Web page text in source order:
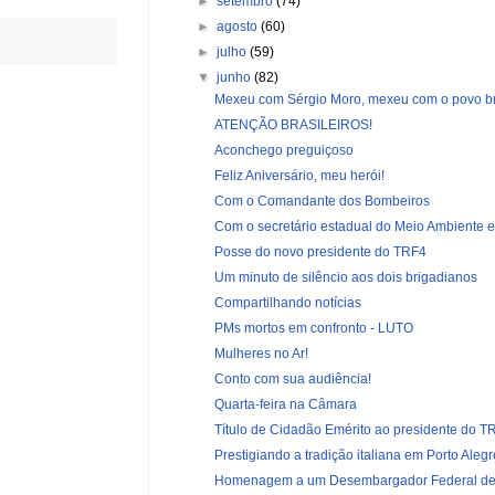
►agosto(60)
►julho(59)
▼junho(82)
Mexeu com Sérgio Moro, mexeu com o povo
ATENÇÃO BRASILEIROS!
Aconchego preguiçoso
Feliz Aniversário, meu herói!
Com o Comandante dos Bombeiros
Com o secretário estadual do Meio Ambiente
Posse do novo presidente do TRF4
Um minuto de silêncio aos dois brigadianos
Compartilhando notícias
PMs mortos em confronto - LUTO
Mulheres no Ar!
Conto com sua audiência!
Quarta-feira na Câmara
Título de Cidadão Emérito ao presidente do
Prestigiando a tradição italiana em Porto
Homenagem a um Desembargador Federal